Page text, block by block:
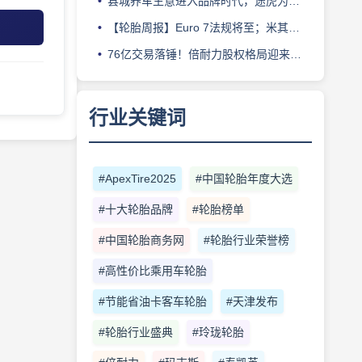
【轮胎周报】Euro 7法规将至；米其林上半年营收超千亿；倍耐力上半年盈利稳增；龙星炭黑斩获欧洲近万吨订单
76亿交易落锤！倍耐力股权格局迎来重塑
行业关键词
#ApexTire2025 #中国轮胎年度大选
#十大轮胎品牌 #轮胎榜单
#中国轮胎商务网 #轮胎行业荣誉榜
#高性价比乘用车轮胎
#节能省油卡客车轮胎 #天津发布
#轮胎行业盛典 #玲珑轮胎